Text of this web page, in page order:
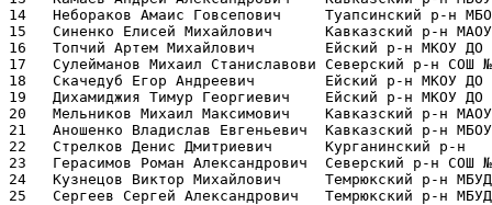
14   Небораков Амаис Говсепович
15   Синенко Елисей Михайлович
16   Топчий Артем Михайлович        Ейский р-н
17   Сулейманов Михаил Станиславови
18   Скачедуб Егор Андреевич        Ейский р-н
19   Дихамиджия Тимур Георгиевич    Ейский р-
20   Мельников Михаил Максимович
21   Аношенко Владислав Евгеньевич
22   Стрелков Денис Дмитриевич
23   Герасимов Роман Александрович
24   Кузнецов Виктор Михайлович
25   Сергеев Сергей Александрович